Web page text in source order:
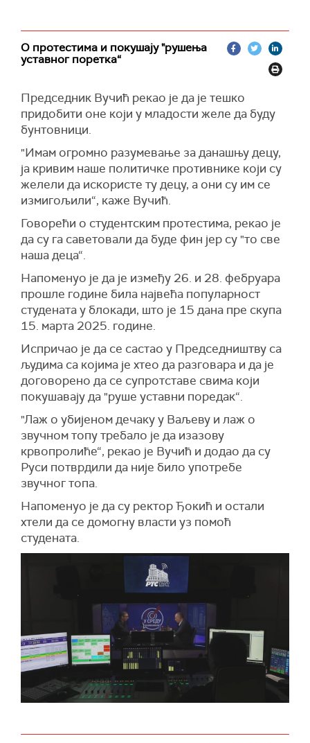
О протестима и покушају "рушења
уставног поретка“
Председник Вучић рекао је да је тешко
придобити оне који у младости желе да буду
бунтовници.
"Имам огромно разумевање за данашњу децу,
ја кривим наше политичке противнике који су
желели да искористе ту децу, а они су им се
измигољили“, каже Вучић.
Говорећи о студентским протестима, рекао је
да су га саветовали да буде фин јер су "то све
наша деца“.
Напоменуо је да је између 26. и 28. фебруара
прошле године била највећа популарност
студената у блокади, што је 15 дана пре скупа
15. марта 2025. године.
Испричао је да се састао у Председништву са
људима са којима је хтео да разговара и да је
договорено да се супротставе свима који
покушавају да "руше уставни поредак“.
"Лаж о убијеном дечаку у Ваљеву и лаж о
звучном топу требало је да изазову
крвопролиће“, рекао је Вучић и додао да су
Руси потврдили да није било употребе
звучног топа.
Напоменуо је да су ректор Ђокић и остали
хтели да се домогну власти уз помоћ
студената.